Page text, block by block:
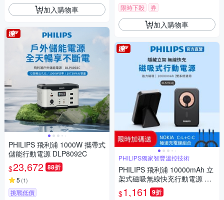
加入購物車
PHILIPS 飛利浦 1000W 攜帶式
儲能行動電源 DLP8092C
$23,672 88折
5 (1)
挑戰低價
限時下殺 券
加入購物車
PHILIPS獨家智豐溫控技術
PHILIPS 飛利浦 10000mAh 立
架式磁吸無線快充行動電源 DL
P2716Q
$1,161 9折